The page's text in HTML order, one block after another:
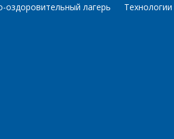
оздоровительный лагерь
Технологии